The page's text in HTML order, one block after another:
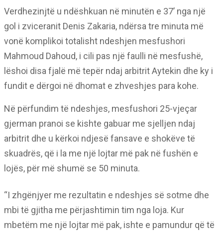
Verdhezinjtë u ndëshkuan në minutën e 37’ nga një
gol i zviceranit Denis Zakaria, ndërsa tre minuta më
vonë komplikoi totalisht ndeshjen mesfushori
Mahmoud Dahoud, i cili pas një faulli në mesfushë,
lëshoi disa fjalë më tepër ndaj arbitrit Aytekin dhe ky i
fundit e dërgoi në dhomat e zhveshjes para kohe.
Në përfundim të ndeshjes, mesfushori 25-vjeçar
gjerman pranoi se kishte gabuar me sjelljen ndaj
arbitrit dhe u kërkoi ndjesë fansave e shokëve të
skuadrës, që i la me një lojtar më pak në fushën e
lojës, për më shumë se 50 minuta.
“I zhgënjyer me rezultatin e ndeshjes së sotme dhe
mbi të gjitha me përjashtimin tim nga loja. Kur
mbetëm me një lojtar më pak, ishte e pamundur që të